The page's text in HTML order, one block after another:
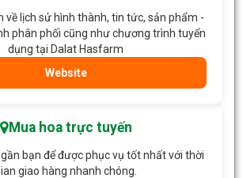
về lịch sử hình thành, tin tức, sản phẩm -
phân phối cũng như chương trình tuyển
dụng tại Dalat Hasfarm
Website
Mua hoa trực tuyến
bạn để được phục vụ tốt nhất với thời
giao hàng nhanh chóng.